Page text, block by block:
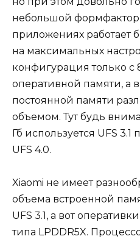
небольшой формфактор
приложениях работает
на максимальных
конфигурация только с
оперативной памяти, а
постоянной памяти
объемом. Тут будь
Гб используется UFS 3.1
UFS 4.0.
Xiaomi не имеет
объема встроенной
UFS 3.1, а вот
типа LPDDR5X.